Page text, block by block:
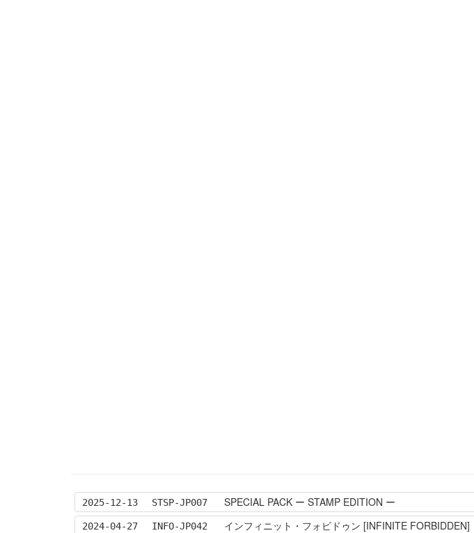
2025-12-13 STSP-JP007 SPECIAL PACK ー STAMP EDITION ー
2024-04-27 INFO-JP042 インフィニット・フォビドゥン [INFINITE FORBIDDEN]